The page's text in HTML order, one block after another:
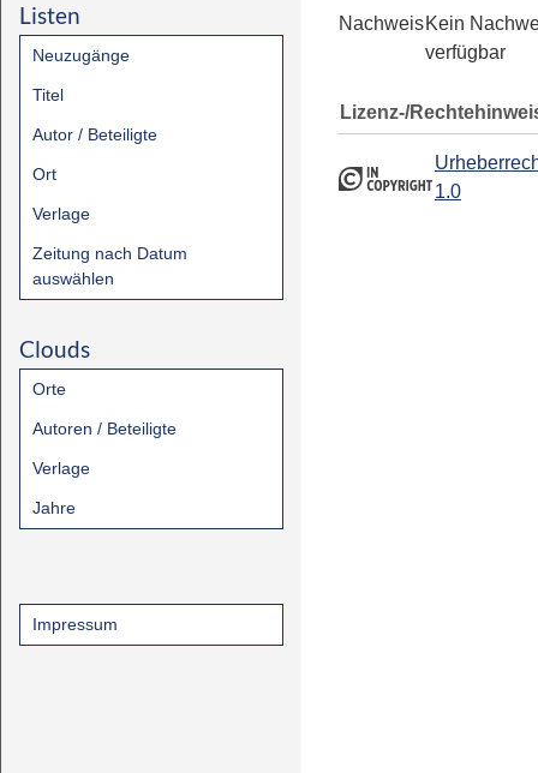
Listen
Neuzugänge
Titel
Autor / Beteiligte
Ort
Verlage
Zeitung nach Datum
auswählen
Clouds
Orte
Autoren / Beteiligte
Verlage
Jahre
Impressum
NachweisKein
verfügbar
Lizenz-/
1.0